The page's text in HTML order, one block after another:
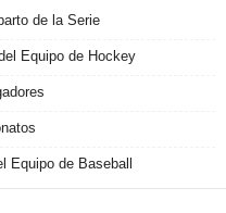
de la Serie
Equipo de Hockey
Equipo de Baseball